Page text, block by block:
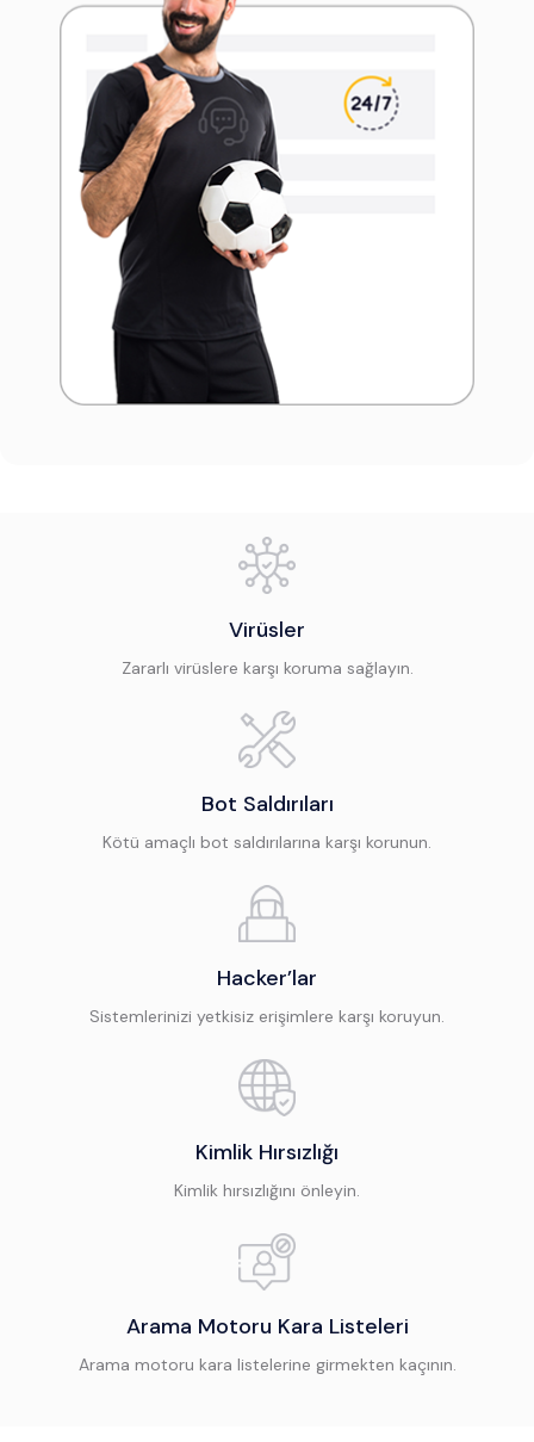
Virüsler
Zararlı virüslere karşı koruma sağlayın.
Bot Saldırıları
Kötü amaçlı bot saldırılarına karşı korunun.
Hacker’lar
Sistemlerinizi yetkisiz erişimlere karşı koruyun.
Kimlik Hırsızlığı
Kimlik hırsızlığını önleyin.
Arama Motoru Kara Listeleri
Arama motoru kara listelerine girmekten kaçının.